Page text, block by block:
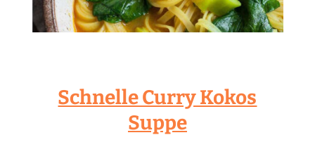
Schnelle Curry Kokos
Suppe